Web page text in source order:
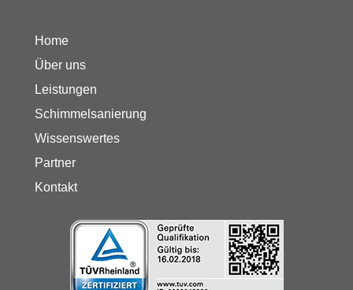
Home
Über uns
Leistungen
Schimmelsanierung
Wissenswertes
Partner
Kontakt